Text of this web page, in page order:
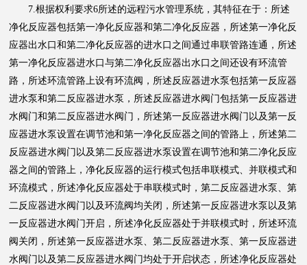
7.根据权利要求6所述的远程污水管理系统，其特征在于：所述
净化反应器包括第一净化反应器和第二净化反应器，所述第一净化反
应器出水口和第二净化反应器的进水口之间通过串联管路连通，所述
第一净化反应器进水口与第二净化反应器出水口之间还设有环流管
路，所述环流管路上设有环流阀，所述反应器进水泵包括第一反应器
进水泵和第二反应器进水泵，所述反应器进水阀门包括第一反应器进
水阀门和第二反应器进水阀门，所述第一反应器进水阀门以及第一反
应器进水泵设置在调节池和第一净化反应器之间的管路上，所述第二
反应器进水阀门以及第二反应器进水泵设置在调节池和第二净化反应
器之间的管路上，净化反应器的运行模式包括串联模式、并联模式和
环流模式，所述净化反应器处于串联模式时，第二反应器进水泵、第
二反应器进水阀门以及环流阀均关闭，所述第一反应器进水泵以及第
一反应器进水阀门开启，所述净化反应器处于并联模式时，所述环流
阀关闭，所述第一反应器进水泵、第二反应器进水泵、第一反应器进
水阀门以及第二反应器进水阀门均处于开启状态，所述净化反应器处